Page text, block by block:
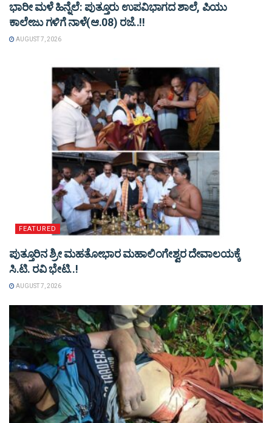
ಭಾರೀ ಮಳೆ ಹಿನ್ನೆಲೆ: ಪುತ್ತೂರು ಉಪವಿಭಾಗದ ಶಾಲೆ, ಪಿಯು
ಕಾಲೇಜು ಗಳಿಗೆ ನಾಳೆ(ಆ.08) ರಜೆ..!!
AUGUST 7, 2026
FEATURED
ಪುತ್ತೂರಿನ ಶ್ರೀ ಮಹತೋಭಾರ ಮಹಾಲಿಂಗೇಶ್ವರ ದೇವಾಲಯಕ್ಕೆ
ಸಿ.ಟಿ. ರವಿ ಭೇಟಿ..!
AUGUST 7, 2026